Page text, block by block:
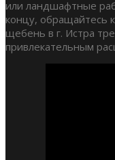
или ландшафтные
концу, обращайтесь
щебень в г. Истра
привлекательным